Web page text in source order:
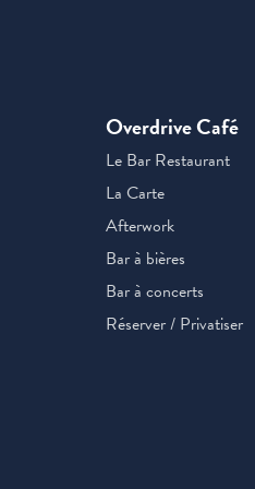
Overdrive Café
Le Bar Restaurant
La Carte
Afterwork
Bar à bières
Bar à concerts
Réserver / Privatiser